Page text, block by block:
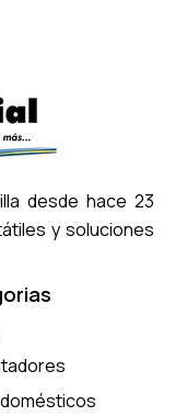
desde hace 23
y soluciones